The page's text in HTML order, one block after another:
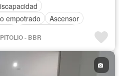
empotrado
Ascensor
Seguridad
amoblado
- BBR